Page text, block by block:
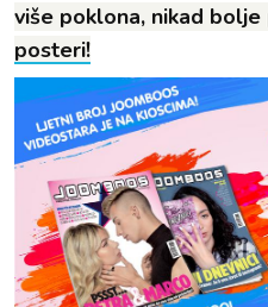
više poklona, nikad bolje
posteri!